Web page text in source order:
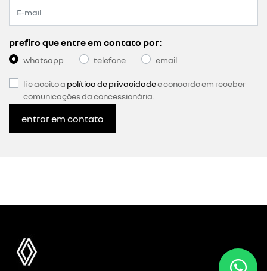
prefiro que entre em contato por:
whatsapp telefone email
li e aceito a política de privacidadee concordo em receber
comunicações da concessionária.
entrar em contato